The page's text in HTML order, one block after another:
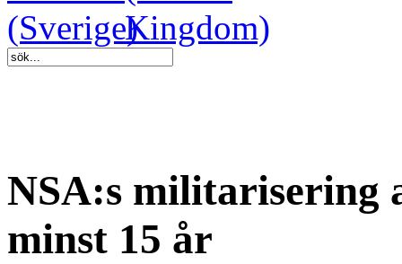
NSA:s militarisering
minst 15 år